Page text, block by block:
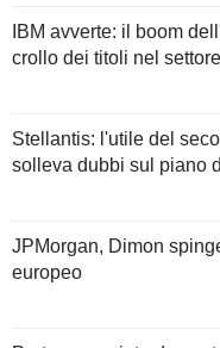
IBM avverte: il boom
crollo dei titoli nel settore
Stellantis: l'utile del
solleva dubbi sul piano
JPMorgan, Dimon
europeo